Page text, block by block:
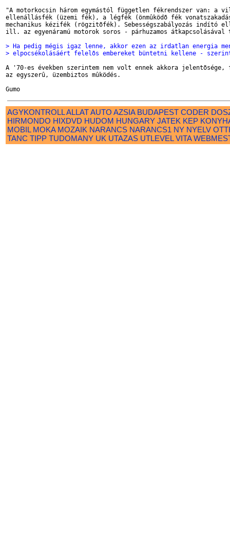
"A motorkocsin három egymástól független fékrendszer van: a
ellenállásfék (üzemi fék), a légfék (önmûködõ fék
mechanikus kézifék (rögzitõfék). Sebességszabályozás indító
ill. az egyenáramú motorok soros - párhuzamos
> Ha pedig mégis igaz lenne, akkor ezen az irdatlan energia
> elpocsékolásáért felelõs embereket büntetni kellene -
A '70-es években szerintem nem volt ennek akkora jelentõsége,
az egyszerû, üzembiztos mûködés.
AGYKONTROLLALLATAUTO AZSIA BUDAPEST CODER
HIRMONDO HIXDVD HUDOM HUNGARY JATEK KEP
MOBIL MOKA MOZAIK NARANCS NARANCS1 NY NYELV
TANC TIPP TUDOMANY UK UTAZAS UTLEVEL VITA